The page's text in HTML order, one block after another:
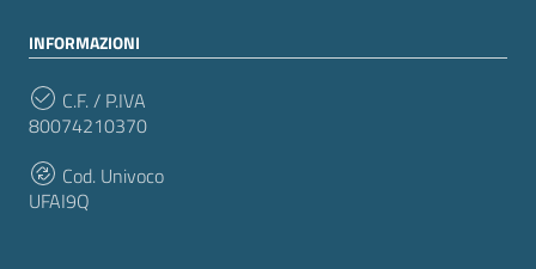
INFORMAZIONI
C.F. / P.IVA
80074210370
Cod. Univoco
UFAI9Q